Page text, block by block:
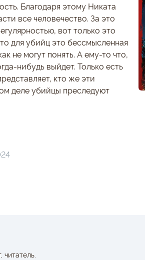
Благодаря этому Никата
все человечество. За это
вот только это
для убийц это бессмысленная
не могут понять. А ему-то что,
нибудь выйдет. Только есть
кто же эти
деле убийцы преследуют